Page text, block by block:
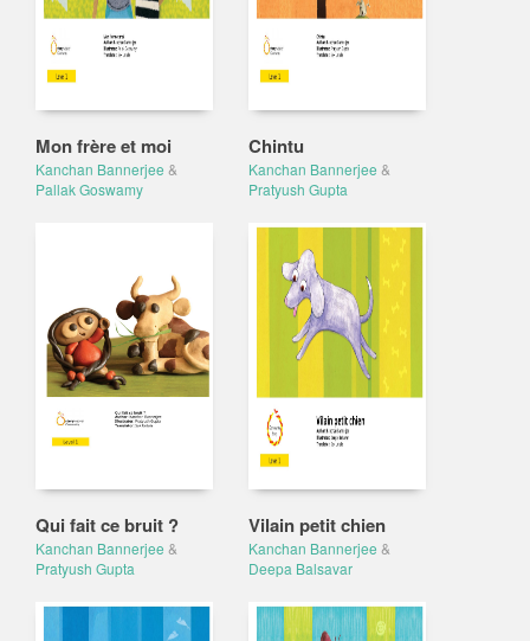
Mon frère et moi
Kanchan Bannerjee &
Pallak Goswamy
Chintu
Kanchan Bannerjee &
Pratyush Gupta
Qui fait ce bruit ?
Kanchan Bannerjee &
Pratyush Gupta
Vilain petit chien
Kanchan Bannerjee &
Deepa Balsavar